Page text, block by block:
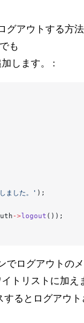
グアウトする方
も
します。 :
ました。' );
->logout ());
でログアウトの
トリストに加え
するとログアウト